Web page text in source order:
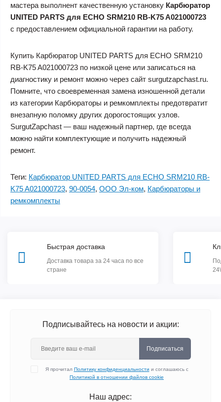
мастера выполнент качественную установку Карбюратор
UNITED PARTS для ECHO SRM210 RB-K75 A021000723
с предоставлением официальной гарантии на работу.
Купить Карбюратор UNITED PARTS для ECHO SRM210
RB-K75 A021000723 по низкой цене или записаться на
диагностику и ремонт можно через сайт surgutzapchast.ru.
Помните, что своевременная замена изношенной детали
из категории Карбюраторы и ремкомплекты предотвратит
внезапную поломку других дорогостоящих узлов.
SurgutZapchast — ваш надежный партнер, где всегда
можно найти комплектующие и получить надежный
ремонт.
Теги: Карбюратор UNITED PARTS для ECHO SRM210 RB-
K75 A021000723, 90-0054, ООО Эл-ком, Карбюраторы и
ремкомплекты
Быстрая доставка
Доставка товара за 24 часа по все
стране
Подписывайтесь на новости и акции:
Подписаться
Я прочитал Политику конфиденциальности и соглашаюсь с
Политикой в отношении файлов cookie
Наш адрес: